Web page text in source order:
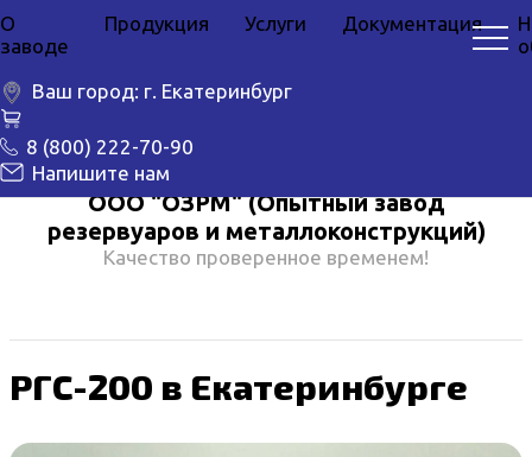
О
заводе
Продукция Услуги Документация
Ваш город: г. Екатеринбург
Напишите нам
8 (800) 222-70-90
ООО "ОЗРМ" (Опытный завод
резервуаров и металлоконструкций)
Качество проверенное временем!
РГС-200 в Екатеринбурге